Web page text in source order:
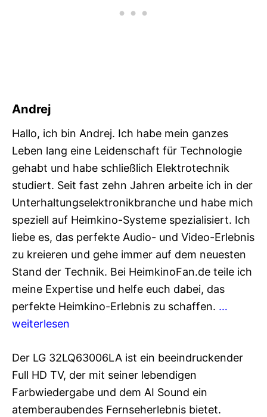
Andrej
Hallo, ich bin Andrej. Ich habe mein ganzes
Leben lang eine Leidenschaft für Technologie
gehabt und habe schließlich Elektrotechnik
studiert. Seit fast zehn Jahren arbeite ich in der
Unterhaltungselektronikbranche und habe mich
speziell auf Heimkino-Systeme spezialisiert. Ich
liebe es, das perfekte Audio- und Video-Erlebnis
zu kreieren und gehe immer auf dem neuesten
Stand der Technik. Bei HeimkinoFan.de teile ich
meine Expertise und helfe euch dabei, das
perfekte Heimkino-Erlebnis zu schaffen. …
weiterlesen
Der LG 32LQ63006LA ist ein beeindruckender
Full HD TV, der mit seiner lebendigen
Farbwiedergabe und dem AI Sound ein
atemberaubendes Fernseherlebnis bietet.